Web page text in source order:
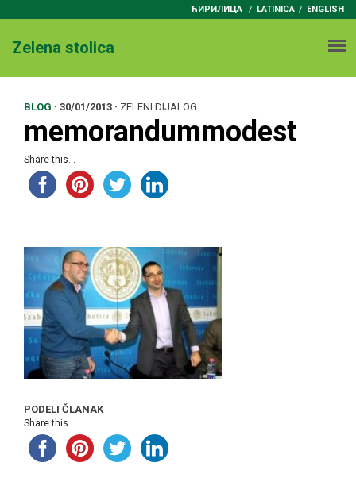
ЋИРИЛИЦА / LATINICA ENGLISH
Zelena stolica
BLOG · 30/01/2013 · ZELENI DIJALOG
memorandummodest
Share this...
PODELI ČLANAK
Share this...